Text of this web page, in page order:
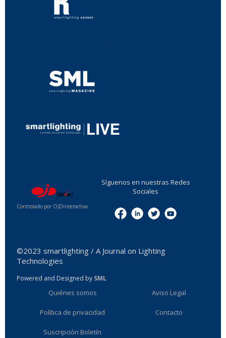
Controlado por OJDinteractiva
Síguenos en nuestras Redes
Sociales
©2023 smartlighting / A Journal on Lighting
Technologies
Powered and Designed by SML
Quiénes somos Aviso Legal
Política de privacidad Contacto
Suscripción Boletín